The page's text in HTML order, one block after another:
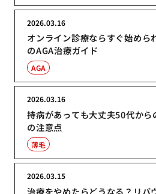
オンライン診療ならすぐ始めら
のAGA治療ガイド
2026.03.16
AGA
持病があっても大丈夫50代から
の注意点
2026.03.16
薄毛
治療をやめたらどうなる？リバ
2026.03.15